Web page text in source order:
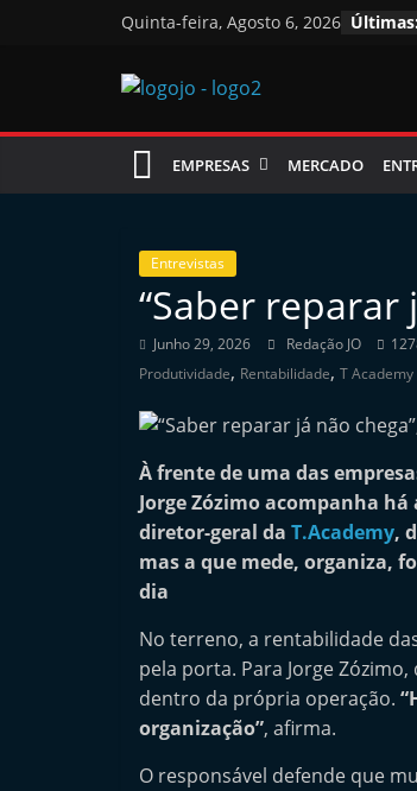
Quinta-feira, Agosto 6, 2026
Jornal
das
Oficinas
EMPRESAS MERCADO
Entrevistas
“Saber reparar
Junho 29, 2026 Redação JO
Produtividade, Rentabilidade, T Academy
À frente de uma das
Jorge Zózimo acompanha
diretor-geral da T.Academy,
mas a que mede, organiza,
dia
No terreno, a rentabilidade
pela porta. Para Jorge
dentro da própria operação.
organização”, afirma.
O responsável defende que